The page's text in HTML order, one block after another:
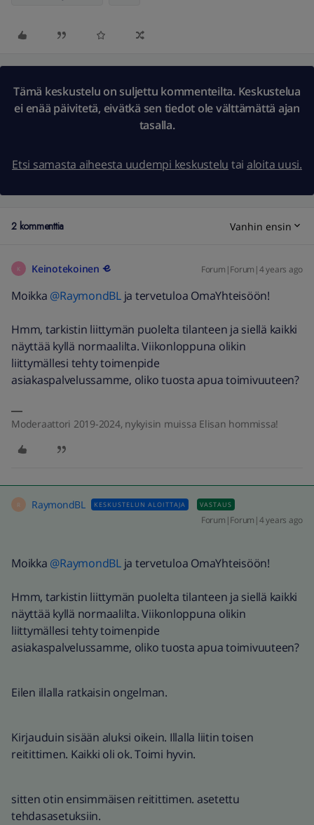
Tämä keskustelu on suljettu kommenteilta. Keskustelua
ei enää päivitetä, eivätkä sen tiedot ole välttämättä ajan
tasalla.
Etsi samasta aiheesta uudempi keskustelu tai aloita uusi.
2 kommenttia Vanhin ensin
K Keinotekoinen Forum|Forum|4 years ago
Moikka @RaymondBLja tervetuloa OmaYhteisöön!
Hmm, tarkistin liittymän puolelta tilanteen ja siellä kaikki
näyttää kyllä normaalilta. Viikonloppuna olikin
liittymällesi tehty toimenpide
asiakaspalvelussamme, oliko tuosta apua toimivuuteen?
Moderaattori 2019-2024, nykyisin muissa Elisan hommissa!
R RaymondBL KESKUSTELUN ALOITTAJA VASTAUS
Forum|Forum|4 years ago
Moikka @RaymondBLja tervetuloa OmaYhteisöön!
Hmm, tarkistin liittymän puolelta tilanteen ja siellä kaikki
näyttää kyllä normaalilta. Viikonloppuna olikin
liittymällesi tehty toimenpide
asiakaspalvelussamme, oliko tuosta apua toimivuuteen?
Eilen illalla ratkaisin ongelman.
Kirjauduin sisään aluksi oikein. Illalla liitin toisen
reitittimen. Kaikki oli ok. Toimi hyvin.
sitten otin ensimmäisen reitittimen. asetettu
tehdasasetuksiin.